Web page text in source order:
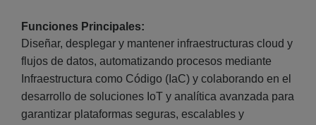
Funciones Principales:
Diseñar, desplegar y mantener infraestructuras cloud y
flujos de datos, automatizando procesos mediante
Infraestructura como Código (IaC) y colaborando en el
desarrollo de soluciones IoT y analítica avanzada para
garantizar plataformas seguras, escalables y